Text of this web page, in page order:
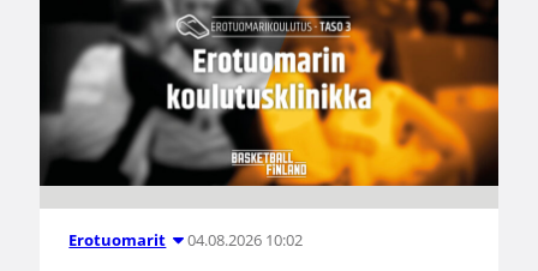
Erotuomarit 04.08.2026 10:02